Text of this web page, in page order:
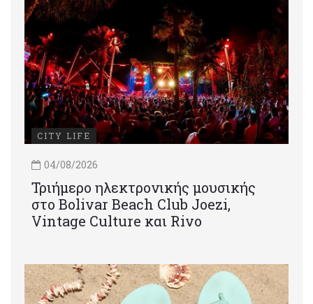
CITY LIFE
04/08/2026
Τριήμερο ηλεκτρονικής μουσικής
στο Bolivar Beach Club Joezi,
Vintage Culture και Rivo